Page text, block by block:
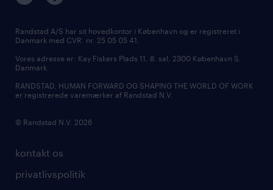
kontakt os
privatlivspolitik
Randstad A/S har sit hovedkontor i København og er registreret i
Danmark med CVR. nr. 25 05 05 41.
Vores adresse er: Kay Fiskers Plads 11, 8. sal, 2300 København S,
Danmark.
RANDSTAD, HUMAN FORWARD OG SHAPING THE WORLD OF WORK
er registrerede varemærker af Randstad N.V.
© Randstad N.V. 2026